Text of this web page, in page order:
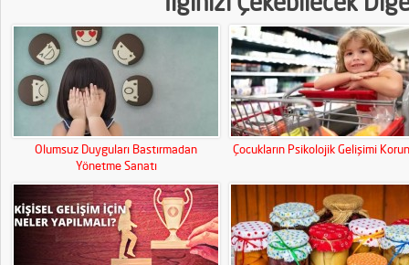
Olumsuz Duyguları Bastırmadan
Yönetme Sanatı
Çocukların Psikolojik Gelişimi